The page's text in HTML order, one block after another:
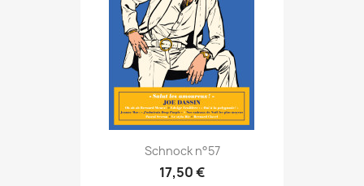
Schnock n°57
17,50 €